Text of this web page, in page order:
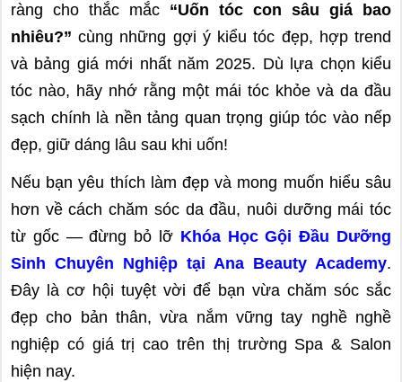
ràng cho thắc mắc “Uốn tóc con sâu giá bao
nhiêu?” cùng những gợi ý kiểu tóc đẹp, hợp trend
và bảng giá mới nhất năm 2025. Dù lựa chọn kiểu
tóc nào, hãy nhớ rằng một mái tóc khỏe và da đầu
sạch chính là nền tảng quan trọng giúp tóc vào nếp
đẹp, giữ dáng lâu sau khi uốn!
Nếu bạn yêu thích làm đẹp và mong muốn hiểu sâu
hơn về cách chăm sóc da đầu, nuôi dưỡng mái tóc
từ gốc — đừng bỏ lỡ Khóa Học Gội Đầu Dưỡng
Sinh Chuyên Nghiệp tại Ana Beauty Academy.
Đây là cơ hội tuyệt vời để bạn vừa chăm sóc sắc
đẹp cho bản thân, vừa nắm vững tay nghề nghề
nghiệp có giá trị cao trên thị trường Spa & Salon
hiện nay.